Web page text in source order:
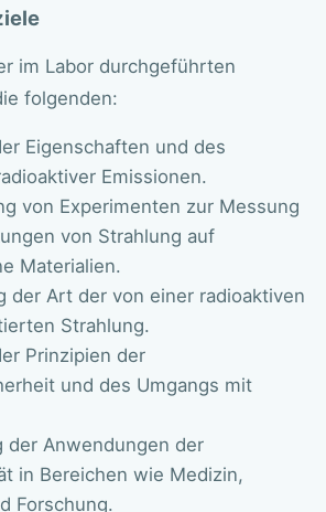
im Labor durchgeführten
folgenden:
Eigenschaften und des
Emissionen.
von Experimenten zur Messung
von Strahlung auf
Materialien.
der Art der von einer radioaktiven
Strahlung.
Prinzipien der
und des Umgangs mit
der Anwendungen der
in Bereichen wie Medizin,
Forschung.